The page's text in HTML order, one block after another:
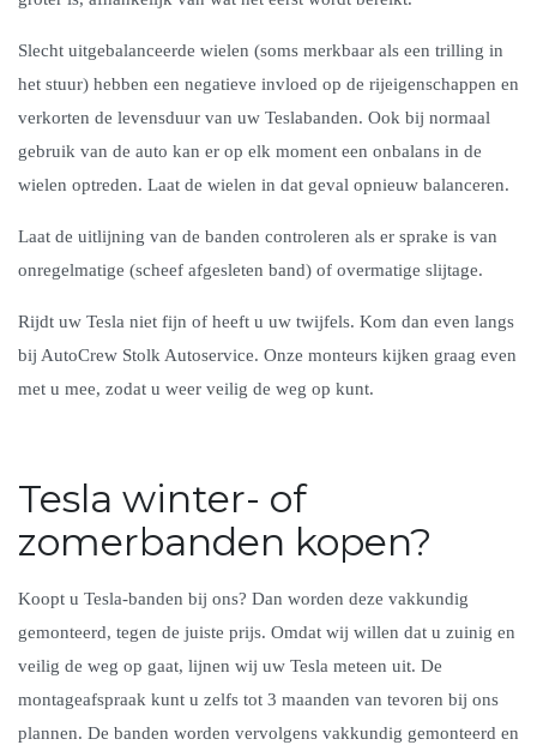
Slecht uitgebalanceerde wielen (soms merkbaar als een trilling in
het stuur) hebben een negatieve invloed op de rijeigenschappen en
verkorten de levensduur van uw Teslabanden. Ook bij normaal
gebruik van de auto kan er op elk moment een onbalans in de
wielen optreden. Laat de wielen in dat geval opnieuw balanceren.
Laat de uitlijning van de banden controleren als er sprake is van
onregelmatige (scheef afgesleten band) of overmatige slijtage.
Rijdt uw Tesla niet fijn of heeft u uw twijfels. Kom dan even langs
bij AutoCrew Stolk Autoservice. Onze monteurs kijken graag even
met u mee, zodat u weer veilig de weg op kunt.
Tesla winter- of
zomerbanden kopen?
Koopt u Tesla-banden bij ons? Dan worden deze vakkundig
gemonteerd, tegen de juiste prijs. Omdat wij willen dat u zuinig en
veilig de weg op gaat, lijnen wij uw Tesla meteen uit. De
montageafspraak kunt u zelfs tot 3 maanden van tevoren bij ons
plannen. De banden worden vervolgens vakkundig gemonteerd en